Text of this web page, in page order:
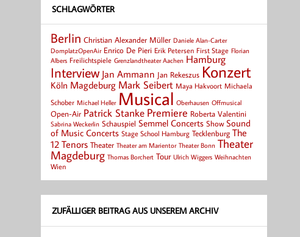
SCHLAGWÖRTER
Berlin Christian Alexander Müller Daniele Alan-Carter
DomplatzOpenAir Enrico De Pieri Erik Petersen First Stage Florian
Albers Freilichtspiele Grenzlandtheater Aachen Hamburg
Interview Jan Ammann Jan Rekeszus Konzert
Köln Magdeburg Mark Seibert Maya Hakvoort Michaela
Schober Michael Heller Musical Oberhausen Offmusical
Open-Air Patrick Stanke Premiere Roberta Valentini
Sabrina Weckerlin Schauspiel Semmel Concerts Show Sound
of Music Concerts Stage School Hamburg Tecklenburg The
12 Tenors Theater Theater am Marientor Theater Bonn Theater
Magdeburg Thomas Borchert Tour Ulrich Wiggers Weihnachten
Wien
ZUFÄLLIGER BEITRAG AUS UNSEREM ARCHIV